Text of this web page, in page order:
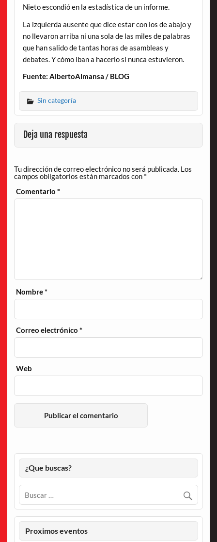
Nieto escondió en la estadística de un informe.
La izquierda ausente que dice estar con los de abajo y
no llevaron arriba ni una sola de las miles de palabras
que han salido de tantas horas de asambleas y
debates. Y cómo iban a hacerlo si nunca estuvieron.
Fuente: AlbertoAlmansa / BLOG
Sin categoría
Deja una respuesta
Tu dirección de correo electrónico no será publicada. Los
campos obligatorios están marcados con *
Comentario*
Nombre*
Correo electrónico*
Web
¿Que buscas?
Proximos eventos